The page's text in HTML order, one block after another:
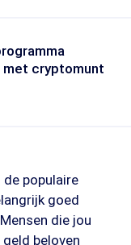
met cryptomunt
populaire
goed
die jou
beloven